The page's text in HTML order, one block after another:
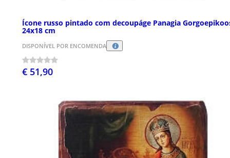
Ícone russo pintado com decoupáge Panagia
24x18 cm
DISPONÍVEL POR ENCOMENDA
€ 51,90